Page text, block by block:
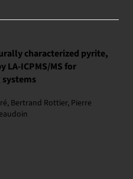
characterized pyrite,
LA-ICPMS/MS for
Bertrand Rottier, Pierre